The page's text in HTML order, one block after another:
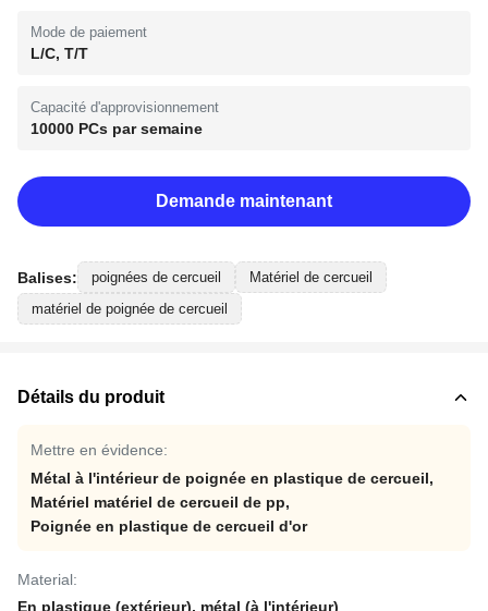
Mode de paiement
L/C, T/T
Capacité d'approvisionnement
10000 PCs par semaine
Demande maintenant
Balises: poignées de cercueil
Matériel de cercueil
matériel de poignée de cercueil
Détails du produit
Mettre en évidence:
Métal à l'intérieur de poignée en plastique de cercueil,
Matériel matériel de cercueil de pp,
Poignée en plastique de cercueil d'or
Material:
En plastique (extérieur), métal (à l'intérieur)